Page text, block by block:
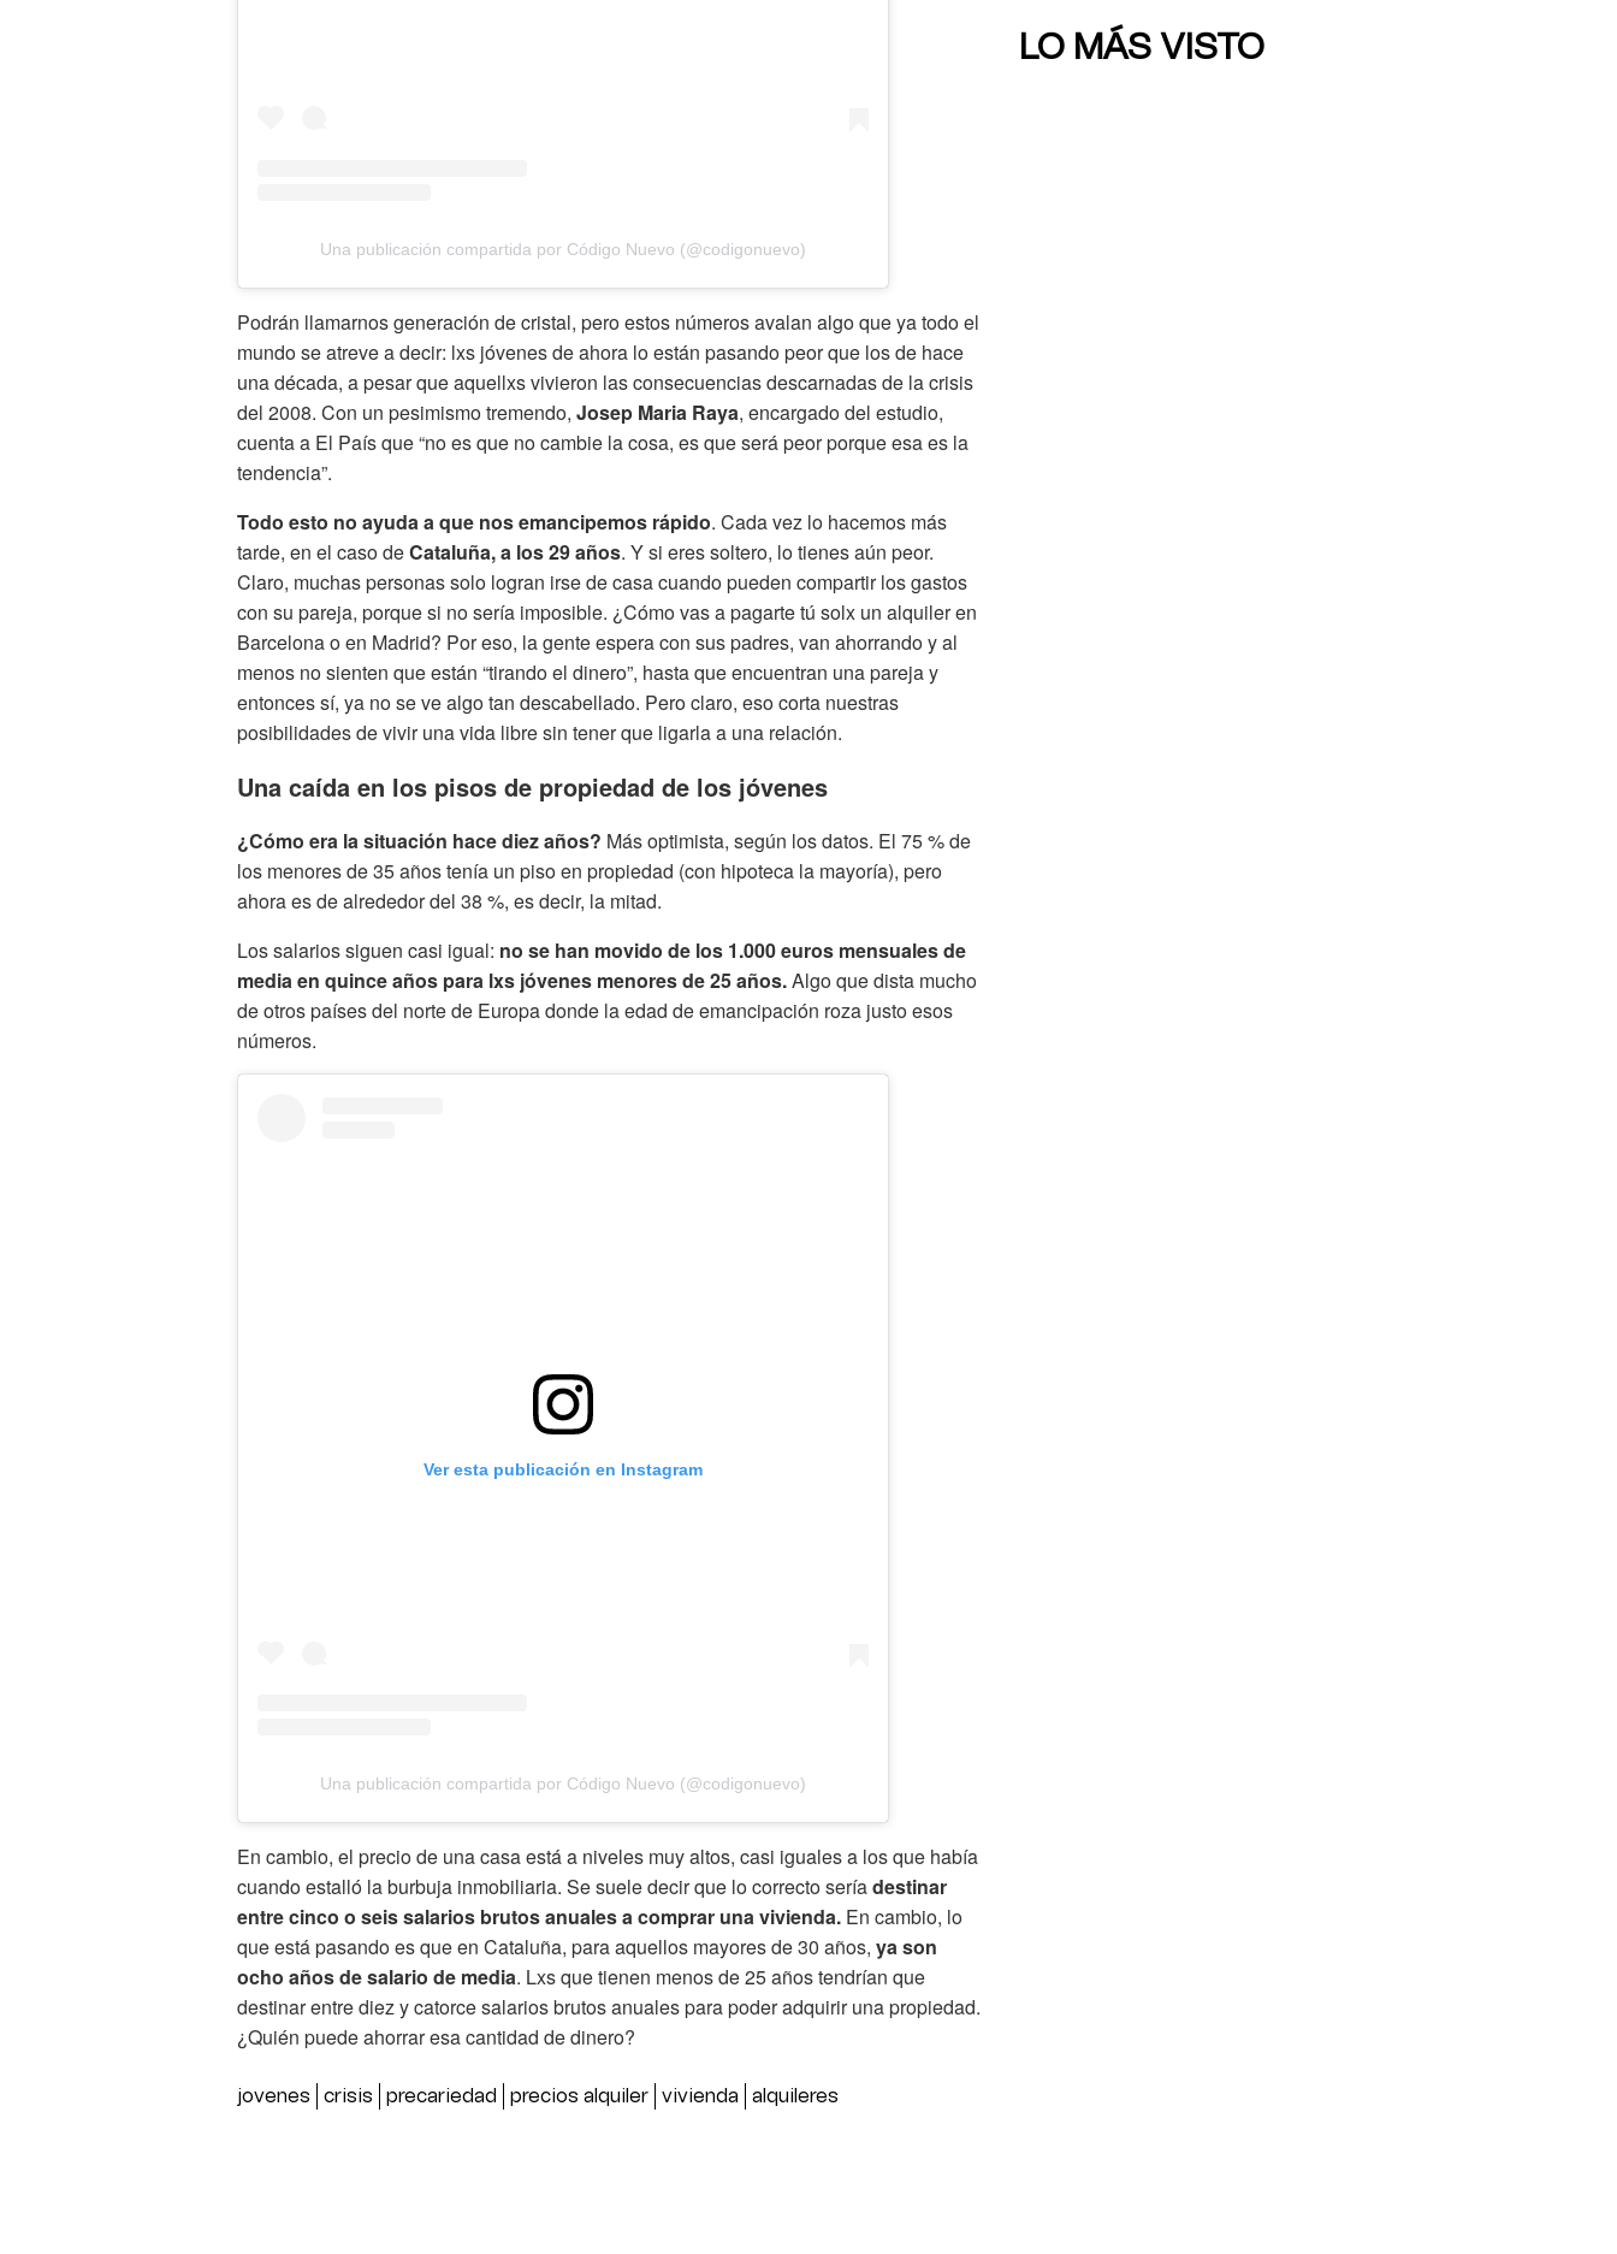
Una publicación compartida por Código Nuevo (@codigonuevo)
Podrán llamarnos generación de cristal, pero estos números avalan algo que ya todo el
mundo se atreve a decir: lxs jóvenes de ahora lo están pasando peor que los de hace
una década, a pesar que aquellxs vivieron las consecuencias descarnadas de la crisis
del 2008. Con un pesimismo tremendo, Josep Maria Raya, encargado del estudio,
cuenta a El País que “no es que no cambie la cosa, es que será peor porque esa es la
tendencia”.
Todo esto no ayuda a que nos emancipemos rápido. Cada vez lo hacemos más
tarde, en el caso deCataluña, a los 29 años. Y si eres soltero, lo tienes aún peor.
Claro, muchas personas solo logran irse de casa cuando pueden compartir los gastos
con su pareja, porque si no sería imposible. ¿Cómo vas a pagarte tú solx un alquiler en
Barcelona o en Madrid? Por eso, la gente espera con sus padres, van ahorrando y al
menos no sienten que están “tirando el dinero”, hasta que encuentran una pareja y
entonces sí, ya no se ve algo tan descabellado. Pero claro, eso corta nuestras
posibilidades de vivir una vida libre sin tener que ligarla a una relación.
Una caída en los pisos de propiedad de los jóvenes
¿Cómo era la situación hace diez años? Más optimista, según los datos. El 75 % de
los menores de 35 años tenía un piso en propiedad (con hipoteca la mayoría), pero
ahora es de alrededor del 38 %, es decir, la mitad.
Los salarios siguen casi igual: no se han movido de los 1.000 euros mensuales de
media en quince años para lxs jóvenes menores de 25 años.Algo que dista mucho
de otros países del norte de Europa donde la edad de emancipación roza justo esos
números.
Ver esta publicación en Instagram
Una publicación compartida por Código Nuevo (@codigonuevo)
En cambio, el precio de una casa está a niveles muy altos, casi iguales a los que había
cuando estalló la burbuja inmobiliaria. Se suele decir que lo correcto seríadestinar
entre cinco o seis salarios brutos anuales a comprar una vivienda. En cambio, lo
que está pasando es que en Cataluña, para aquellos mayores de 30 años, ya son
ocho años de salario de media. Lxs que tienen menos de 25 años tendrían que
destinar entre diez y catorce salarios brutos anuales para poder adquirir una propiedad.
¿Quién puede ahorrar esa cantidad de dinero?
jovenes crisis precariedad precios alquiler vivienda alquileres
LO MÁS VISTO